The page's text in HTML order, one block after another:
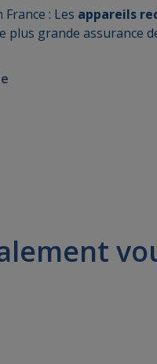
: Les appareils
grande assurance